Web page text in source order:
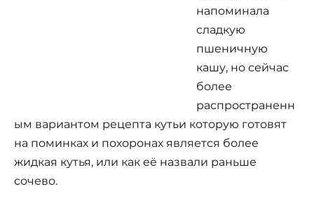
напоминала
сладкую
пшеничную
кашу, но сейчас
более
распространенн
ым вариантом рецепта кутьи которую готовят
на поминках и похоронах является более
жидкая кутья, или как её назвали раньше
сочево.